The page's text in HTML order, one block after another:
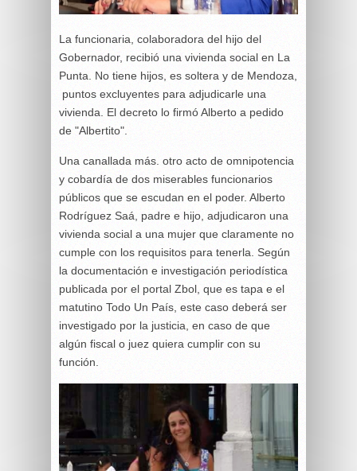
La funcionaria, colaboradora del hijo del
Gobernador, recibió una vivienda social en La
Punta. No tiene hijos, es soltera y de Mendoza,
puntos excluyentes para adjudicarle una
vivienda. El decreto lo firmó Alberto a pedido
de "Albertito".
Una canallada más. otro acto de omnipotencia
y cobardía de dos miserables funcionarios
públicos que se escudan en el poder. Alberto
Rodríguez Saá, padre e hijo, adjudicaron una
vivienda social a una mujer que claramente no
cumple con los requisitos para tenerla. Según
la documentación e investigación periodística
publicada por el portal Zbol, que es tapa e el
matutino Todo Un País, este caso deberá ser
investigado por la justicia, en caso de que
algún fiscal o juez quiera cumplir con su
función.